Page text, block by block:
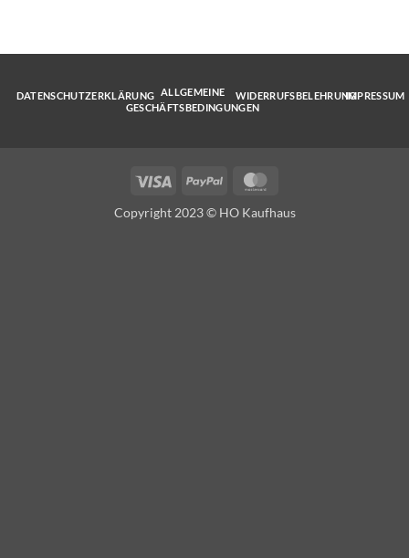
DATENSCHUTZERKLÄRUNG ALLGEMEINE
GESCHÄFTSBEDINGUNGEN
WIDERRUFSBELEHRUNGIMPRESSUM
Visa PayPal
Copyright 2023 © HO Kaufhaus